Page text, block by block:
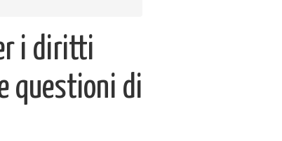
i diritti
questioni di